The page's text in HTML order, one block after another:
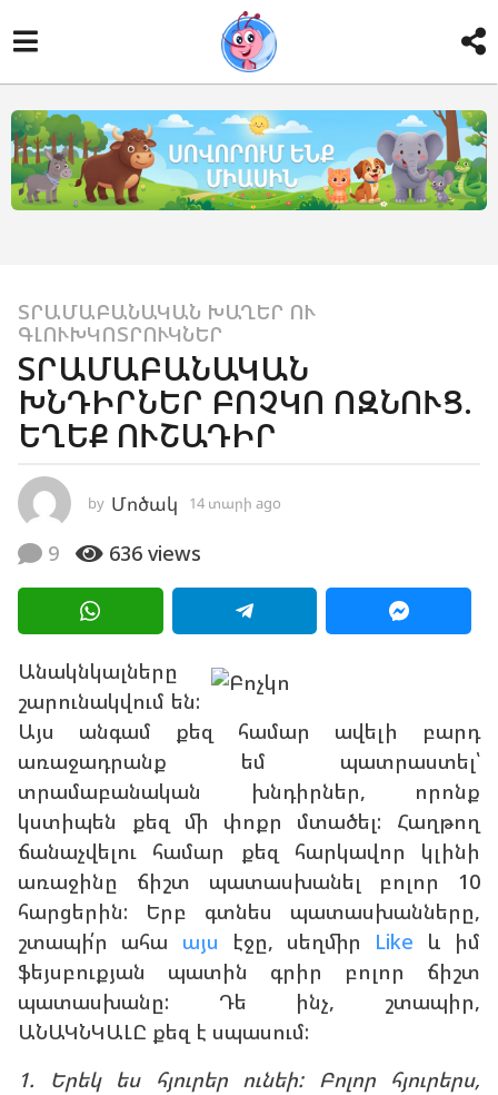
1
4
տ
ա
ր
a
g
o
1
ա
ր
ի
a
g
o
ՏՐԱՄԱԲԱՆԱԿԱՆ ԽԱՂԵՐ ՈՒ
ԳԼՈՒԽԿՈՏՐՈՒԿՆԵՐ
ՏՐԱՄԱԲԱՆԱԿԱՆ
ԽՆԴԻՐՆԵՐ ԲՈՉԿՈ ՈԶՆՈՒՑ.
ԵՂԵՔ ՈՒՇԱԴԻՐ
by Մոծակ 14 տարի ago
ր
a
9 636 views
Անակնկալները
շարունակվում են:
Այս անգամ քեզ համար ավելի բարդ
առաջադրանք եմ պատրաստել՝
տրամաբանական խնդիրներ, որոնք
կստիպեն քեզ մի փոքր մտածել: Հաղթող
ճանաչվելու համար քեզ հարկավոր կլինի
առաջինը ճիշտ պատասխանել բոլոր 10
հարցերին: Երբ գտնես պատասխանները,
շտապի՛ր ահա այս էջը, սեղմիր Like և իմ
ֆեյսբուքյան պատին գրիր բոլոր ճիշտ
պատասխանը: Դե ինչ, շտապիր,
ԱՆԱԿՆԿԱԼԸ քեզ է սպասում:
1. Երեկ ես հյուրեր ունեի: Բոլոր հյուրերս,